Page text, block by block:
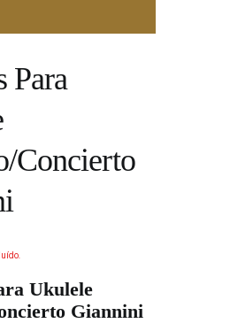
Para
Concierto
Ukulele
Giannini